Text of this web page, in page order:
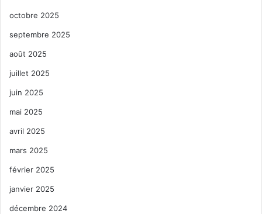
octobre 2025
septembre 2025
août 2025
juillet 2025
juin 2025
mai 2025
avril 2025
mars 2025
février 2025
janvier 2025
décembre 2024